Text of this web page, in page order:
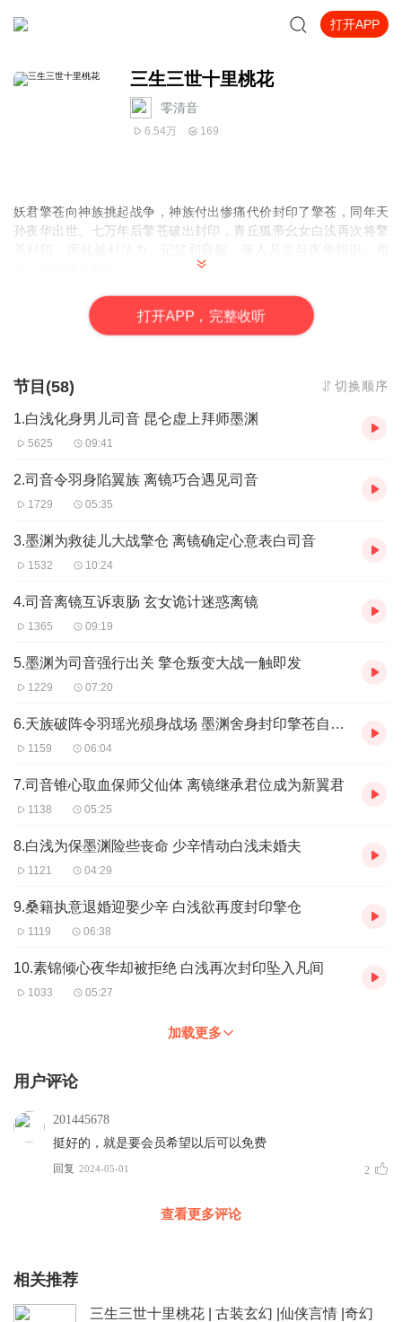
打开APP
三生三世十里桃花
零清音
6.54万 169
妖君擎苍向神族挑起战争，神族付出惨痛代价封印了擎苍，同年天
孙夜华出世。七万年后擎苍破出封印，青丘狐帝幺女白浅再次将擎
情，继而又害白浅被挖双眼。白浅伤心欲绝，产子后，纵身跃下诛
仙台。因诛仙台戾气破解封印，她恢复记忆，为忘记夜华，饮下忘
唤醒白浅记忆。面对往日仇怨，白浅问素锦讨回双眼，怎料又中了
素锦的计，再不肯原谅夜华。此时擎苍再次醒转，夜华来不及解
释，亲自斩杀擎苍，付出生命封了东皇钟，面对魂飞魄散的夜华，
白浅悔恨自责。幸而三年后，夜华苏醒，二人再续前缘。
诠释的白浅十分肯定。赵又廷饰演夜华，因此成了新晋网红，片酬
更是水涨船高，迪丽热巴、高伟光等人凭借此剧知名度又上升到新
打开APP，完整收听
节目(58) 切换顺序
1.白浅化身男儿司音 昆仑虚上拜师墨渊
5625 09:41
2.司音令羽身陷翼族 离镜巧合遇见司音
1729 05:35
3.墨渊为救徒儿大战擎仓 离镜确定心意表白司音
1532 10:24
4.司音离镜互诉衷肠 玄女诡计迷惑离镜
1365 09:19
5.墨渊为司音强行出关 擎仓叛变大战一触即发
1229 07:20
6.天族破阵令羽瑶光殒身战场 墨渊舍身封印擎苍自祭神钟
1159 06:04
7.司音锥心取血保师父仙体 离镜继承君位成为新翼君
1138 05:25
8.白浅为保墨渊险些丧命 少辛情动白浅未婚夫
1121 04:29
9.桑籍执意退婚迎娶少辛 白浅欲再度封印擎仓
1119 06:38
10.素锦倾心夜华却被拒绝 白浅再次封印坠入凡间
1033 05:27
加载更多
用户评论
201445678
挺好的，就是要会员希望以后可以免费
回复 2024-05-01 2
查看更多评论
相关推荐
三生三世十里桃花 | 古装玄幻 |仙侠言情 |奇幻